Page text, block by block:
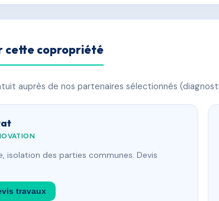
cette copropriété
auprès de nos partenaires sélectionnés
isolation des parties communes. Devis
travaux